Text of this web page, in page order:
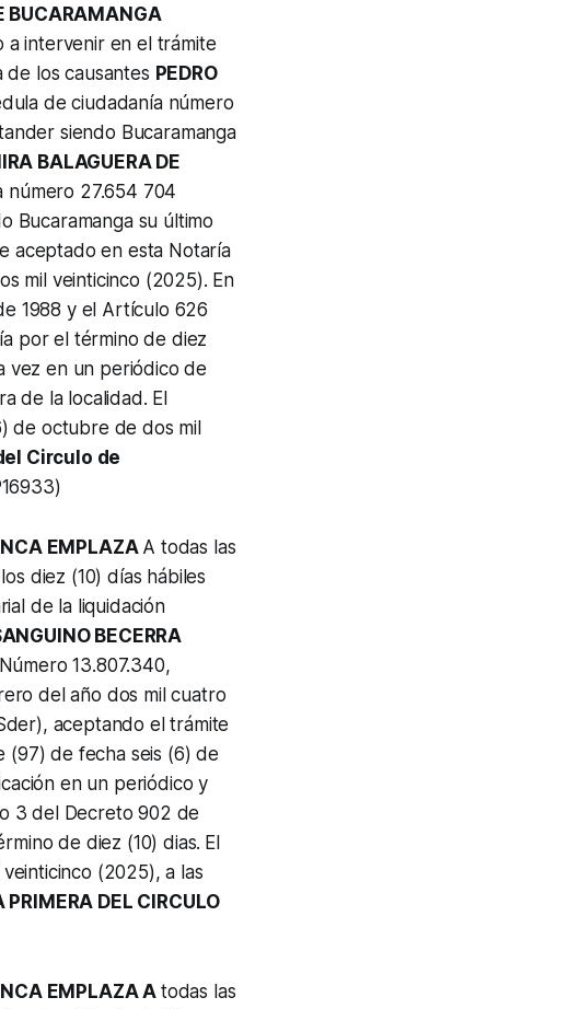
BUCARAMANGA
a intervenir en el trámite
de los causantes PEDRO
de ciudadanía número
siendo Bucaramanga
BALAGUERA DE
número 27.654 704
Bucaramanga su último
aceptado en esta Notaría
mil veinticinco (2025). En
1988 y el Artículo 626
por el término de diez
vez en un periódico de
de la localidad. El
de octubre de dos mil
Circulo de
EMPLAZA A todas las
diez (10) días hábiles
de la liquidación
BECERRA
13.807.340,
del año dos mil cuatro
aceptando el trámite
(97) de fecha seis (6) de
en un periódico y
3 del Decreto 902 de
de diez (10) dias. El
(2025), a las
DEL CIRCULO
EMPLAZA A todas las